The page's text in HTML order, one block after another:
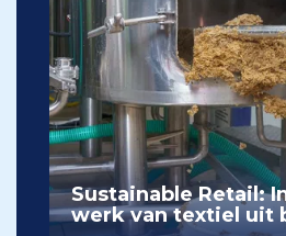
Sustainable Retail:
werk van textiel uit